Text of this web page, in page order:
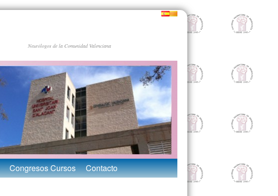
Neurólogos de la Comunidad Valenciana
Congresos Cursos Contacto